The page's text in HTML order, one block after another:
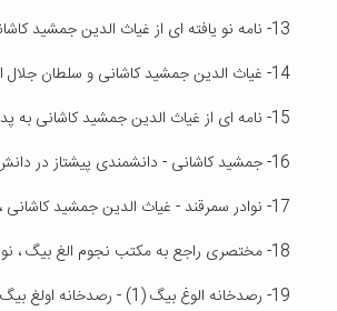
13- نامه نو یافته ای از غیاث الدین جمشید کاشانی ، نوشته محمد باقری ، مجله نجوم ، شماره 2 ، سال 1375
14- غیاث الدین جمشید کاشانی و سلطان جلال الدین اسکندر پادشاه اصفهان ، نوشته سید محمد محیط طباطبایی ، مجله گوهر ، شماره 67 ، سال 1357
15- نامه ای از غیاث الدین جمشید کاشانی به پدر خود ، نوشته علی اکبر شهابی ، مجله دانشکده الهیات و معارف اسلامی مشهد ، شماره 26 و 27 ، سال 1357
16- جمشید کاشانی - دانشمندی پیشتاز در دانش ریاضی و ستاره شناسی ، نوشته هرمز بصاری ، مجله کاوه ، شماره 100 ، سال 1381
17- نوادر سمرقند - غیاث الدین جمشید کاشانی ، مجله آموزش و پرورش ( تعلیم و تربیت ) ، شماره 4 ، سال 1319
18- مختصری راجع به مکتب نجوم الغ بیگ ، نوشته نیازف ، ترجمه جمال عصار ، مجله پیام نو ، سال 6 ، شماره 5
19- رصدخانه الوغ بیگ (1) - رصدخانه اولغ بیگ و تاریخ کشف آن ، نوشته م. ن. ماسون ، ترجمه محمد صدیق طرزی ، مجله آریانا ، شماره 12 ، سال 1333